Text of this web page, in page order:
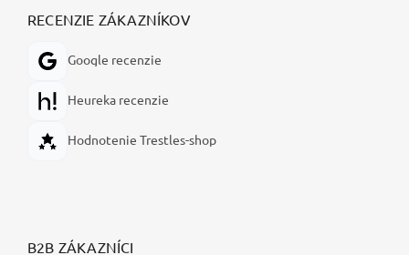
RECENZIE ZÁKAZNÍKOV
Google recenzie
Heureka recenzie
Hodnotenie Trestles-shop
B2B ZÁKAZNÍCI